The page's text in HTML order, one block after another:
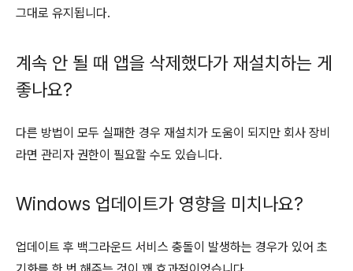
그대로 유지됩니다.
계속 안 될 때 앱을 삭제했다가 재설치하는 게
좋나요?
다른 방법이 모두 실패한 경우 재설치가 도움이 되지만 회사 장비
라면 관리자 권한이 필요할 수도 있습니다.
Windows 업데이트가 영향을 미치나요?
업데이트 후 백그라운드 서비스 충돌이 발생하는 경우가 있어 초